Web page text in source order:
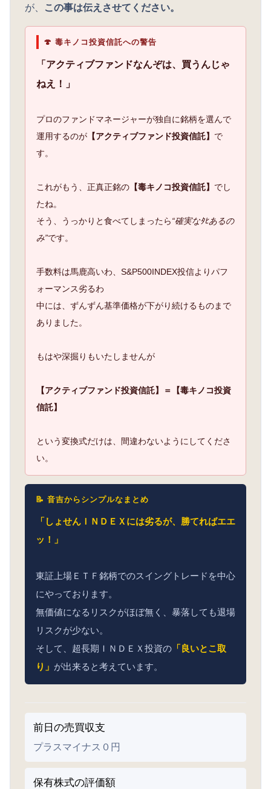
が、
この事は伝えさせてください。
🍄 毒キノコ投資信託への警告
「アクティブファンドなんぞは、買うんじゃ
ねえ！」
プロのファンドマネージャーが独自に銘柄を選んで
運用するのが 【アクティブファンド投資信託】 で
す。
これがもう、正真正銘の 【毒キノコ投資信託】 でし
たね。
そう、うっかりと食べてしまったら“確実なﾀﾋあるの
み”です。
手数料は馬鹿高いわ、S&P500INDEX投信よりパフ
ォーマンス劣るわ
中には、ずんずん基準価格が下がり続けるものまで
ありました。
もはや深掘りもいたしませんが
【アクティブファンド投資信託】＝【毒キノコ投資
信託】
という変換式だけは、間違わないようにしてくださ
い。
📝 音吉からシンプルなまとめ
「しょせんＩＮＤＥＸには劣るが、勝てればエエ
ッ！」
東証上場ＥＴＦ銘柄でのスイングトレードを中心
にやっております。
無価値になるリスクがほぼ無く、暴落しても退場
リスクが少ない。
そして、超長期ＩＮＤＥＸ投資の 「良いとこ取
り」 が出来ると考えています。
前日の売買収支
プラスマイナス０円
保有株式の評価額